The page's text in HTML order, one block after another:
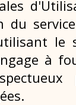
du
le
à